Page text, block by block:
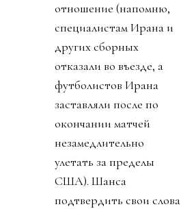
отношение (напомню,
специалистам Ирана и
других сборных
отказали во въезде, а
футболистов Ирана
заставляли после по
окончании матчей
незамедлительно
улетать за пределы
США). Шанса
подтвердить свои слова